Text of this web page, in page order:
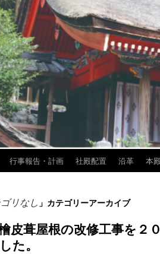
行事報告・計画 社殿配置 沿革 本
リなし 」カテゴリーアーカイブ
皮葺屋根の改修工事を２
た。